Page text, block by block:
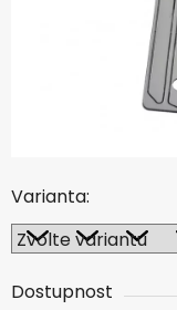
Varianta:
Dostupnost